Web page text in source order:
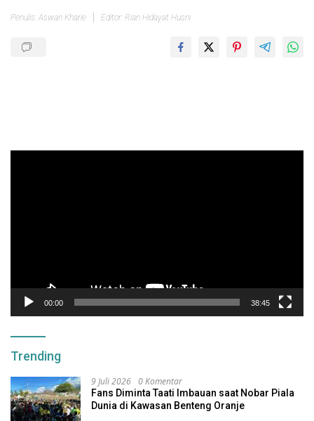
Penulis: Aswan Kharie Editor: Rian Hidayat Husni
00:00 38:45
Trending
9 Juli 2026 0 Komentar
Fans Diminta Taati Imbauan saat Nobar Piala
Dunia di Kawasan Benteng Oranje